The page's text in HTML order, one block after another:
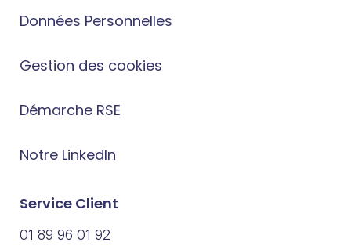
Données Personnelles
Gestion des cookies
Démarche RSE
Notre LinkedIn
Service Client
01 89 96 01 92